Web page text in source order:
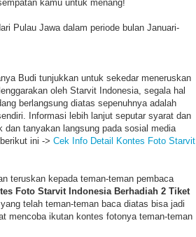
kamu untuk menang!
Pulau Jawa dalam periode bulan Januari-
Budi tunjukkan untuk sekedar meneruskan
oleh Starvit Indonesia, segala hal
berlangsung diatas sepenuhnya adalah
Informasi lebih lanjut seputar syarat dan
tanyakan langsung pada sosial media
ini -> Cek Info Detail Kontes Foto Starvit
teruskan kepada teman-teman pembaca
Foto Starvit Indonesia Berhadiah 2 Tiket
telah teman-teman baca diatas bisa jadi
mencoba ikutan kontes fotonya teman-teman